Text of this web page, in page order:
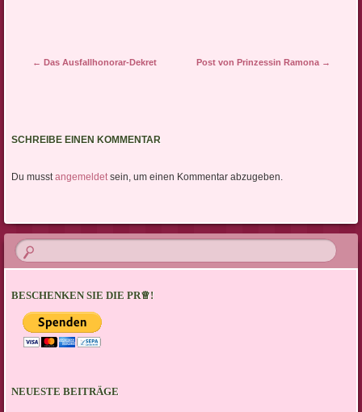
Artikel-Navigation
← Das Ausfallhonorar-Dekret Post von Prinzessin Ramona →
SCHREIBE EINEN KOMMENTAR
Du musst angemeldetsein, um einen Kommentar abzugeben.
BESCHENKEN SIE DIE PR♕!
NEUESTE BEITRÄGE